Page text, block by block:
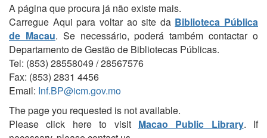
A página que procura já não existe mais.
Carregue Aqui para voltar ao site da Biblioteca Pública
de Macau. Se necessário, poderá também contactar o
Departamento de Gestão de Bibliotecas Públicas.
Tel: (853) 28558049 / 28567576
Fax: (853) 2831 4456
Email: Inf.BP@icm.gov.mo
The page you requested is not available.
Please click here to visit Macao Public Library. If